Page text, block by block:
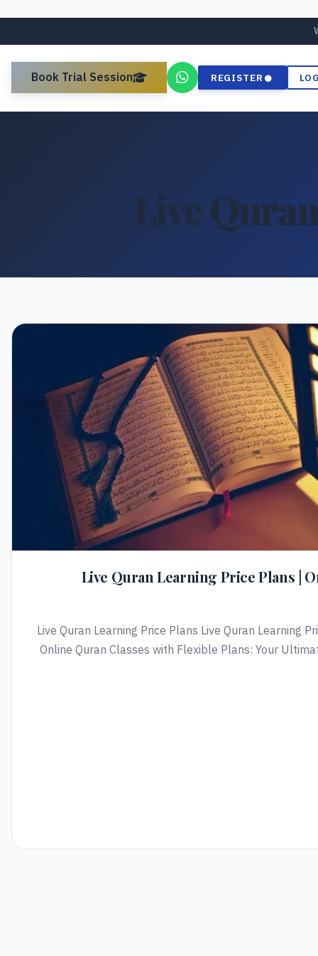
REGISTER
Book Trial Session
Live
Live Quran Learning Price Plans |
Live Quran Learning Price Plans Live Quran Learning
Online Quran Classes with Flexible Plans: Your